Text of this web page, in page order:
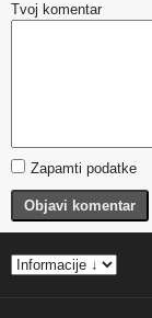
Tvoj komentar
Zapamti podatke
Objavi komentar